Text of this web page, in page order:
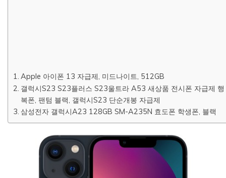
Apple 아이폰 13 자급제, 미드나이트, 512GB
갤럭시S23 S23플러스 S23울트라 A53 새상품 전시폰 자급제 행
복폰, 팬텀 블랙, 갤럭시S23 단순개봉 자급제
삼성전자 갤럭시A23 128GB SM-A235N 효도폰 학생폰, 블랙